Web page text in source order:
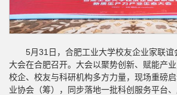
5月31日，合肥工业大学校友企业家联
大会在合肥召开。大会以聚势创新、赋能产业
校企、校友与科研机构多方力量，现场重磅
业协会（筹），同步落地一批科创服务平台